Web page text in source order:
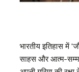
भारतीय इतिहास में
साहस और आत्म-